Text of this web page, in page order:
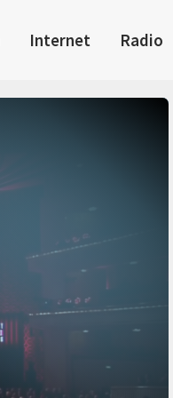
Internet Radio